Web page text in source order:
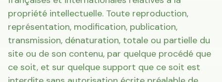
propriété intellectuelle. Toute reproduction,
représentation, modification, publication,
transmission, dénaturation, totale ou partielle du
site ou de son contenu, par quelque procédé que
ce soit, et sur quelque support que ce soit est